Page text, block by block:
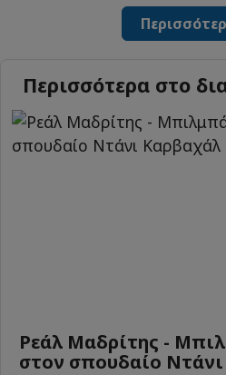
Περισσότερα στο
Ρεάλ Μαδρίτης -
στον σπουδαίο